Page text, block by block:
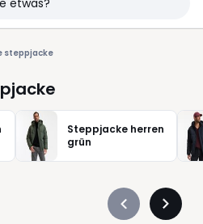
steppjacke
Steppjacke herren
grün
Précédent